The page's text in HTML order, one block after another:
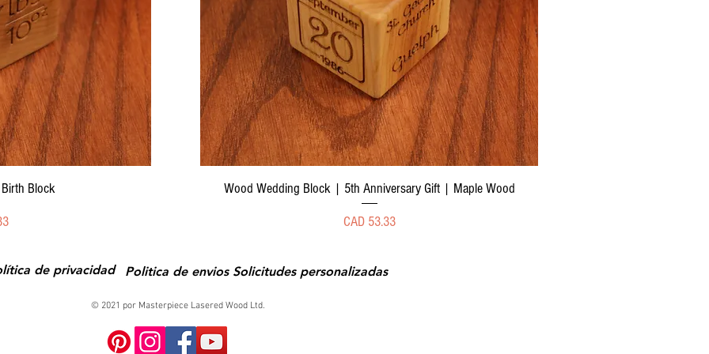
Block
Vista rápida
Wood Wedding Block | 5th Anniversary Gift | Maple Wood
Precio
CAD 53.33
de privacidad Politica de envios Solicitudes personalizadas
© 2021 por Masterpiece Lasered Wood Ltd.